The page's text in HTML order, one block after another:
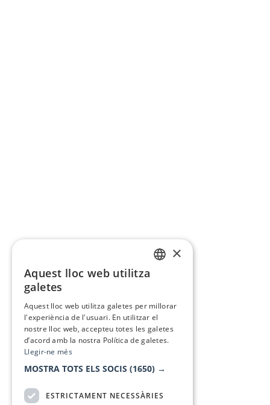
×
Aquest lloc web utilitza
galetes
Aquest lloc web utilitza galetes per millorar
l'experiència de l'usuari. En utilitzar el
nostre lloc web, accepteu totes les galetes
d’acord amb la nostra Política de galetes.
Llegir-ne més
MOSTRA TOTS ELS SOCIS (1650) →
ESTRICTAMENT NECESSÀRIES